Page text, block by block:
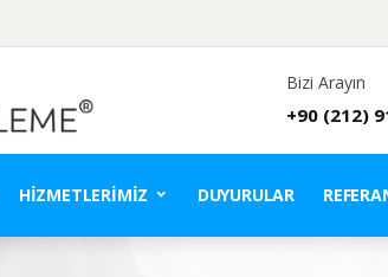
Bizi Arayın
+90 (212)
HIZMETLERIMIZ DUYURULAR